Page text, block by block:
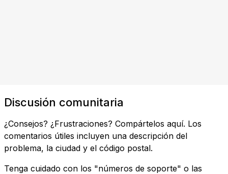
Discusión comunitaria
¿Consejos? ¿Frustraciones? Compártelos aquí. Los
comentarios útiles incluyen una descripción del
problema, la ciudad y el código postal.
Tenga cuidado con los "números de soporte" o las